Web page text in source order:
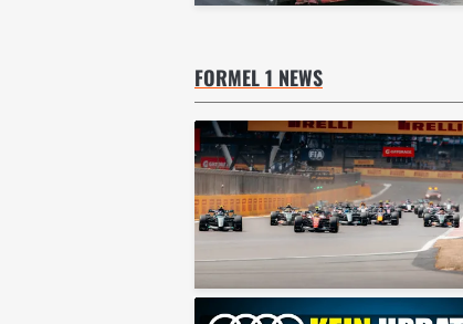
FORMEL 1 NEWS